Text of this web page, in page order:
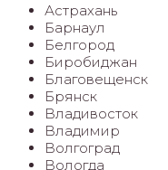
Астрахань
Барнаул
Белгород
Биробиджан
Благовещенск
Брянск
Владивосток
Владимир
Волгоград
Вологда